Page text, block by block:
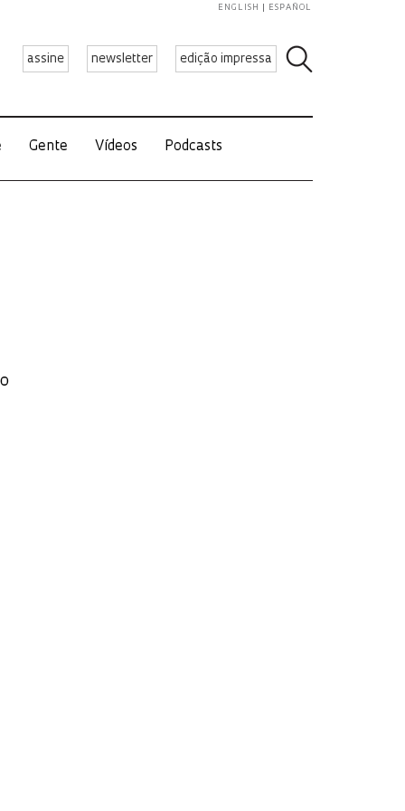
assine newsletter edição impressa
ENGLISH ESPAÑOL
Gente Vídeos Podcasts